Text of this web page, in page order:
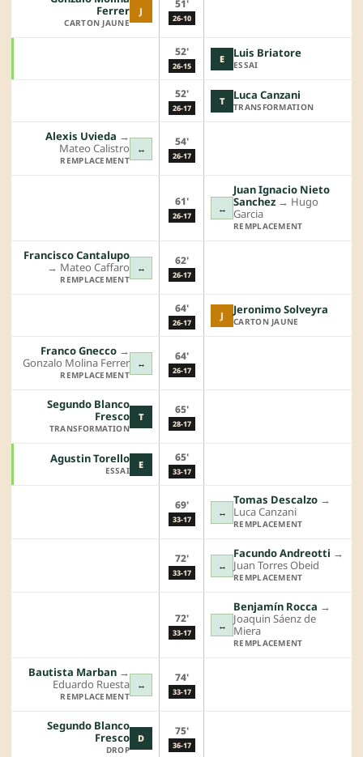
J
Ferrer
CARTON JAUNE
51'
26-10
52'
26-15
E Luis Briatore
ESSAI
52'
26-17
T Luca Canzani
TRANSFORMATION
↔
Alexis Uvieda →︎
Mateo Calistro
REMPLACEMENT
54'
26-17
61'
26-17
↔
Juan Ignacio Nieto
Sanchez →︎ Hugo
Garcia
REMPLACEMENT
↔
Francisco Cantalupo
→︎ Mateo Caffaro
REMPLACEMENT
62'
26-17
64'
26-17
J Jeronimo Solveyra
CARTON JAUNE
↔
Franco Gnecco →︎
Gonzalo Molina Ferrer
REMPLACEMENT
64'
26-17
T
Segundo Blanco
Fresco
TRANSFORMATION
65'
28-17
E
Agustin Torello
ESSAI
65'
33-17
69'
33-17
↔
Tomas Descalzo →︎
Luca Canzani
REMPLACEMENT
72'
33-17
↔
Facundo Andreotti →︎
Juan Torres Obeid
REMPLACEMENT
72'
33-17
↔
Benjamín Rocca →︎
Joaquin Sáenz de
Miera
REMPLACEMENT
↔
Bautista Marban →︎
Eduardo Ruesta
REMPLACEMENT
74'
33-17
D
Segundo Blanco
Fresco
DROP
75'
36-17